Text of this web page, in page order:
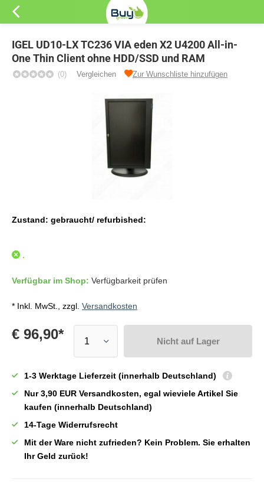
IGEL UD10-LX TC236 VIA eden X2 U4200 All-in-
One Thin Client ohne HDD/SSD und RAM
(0) Vergleichen Zur Wunschliste hinzufügen
Zustand: gebraucht/ refurbished:
.
Verfügbar im Shop: Verfügbarkeit prüfen
* Inkl. MwSt., zzgl. Versandkosten
€ 96,90* Nicht auf Lager
1-3 Werktage Lieferzeit (innerhalb Deutschland)
Nur 3,90 EUR Versandkosten, egal wieviele Artikel Sie
kaufen (innerhalb Deutschland)
14-Tage Widerrufsrecht
Mit der Ware nicht zufrieden? Kein Problem. Sie erhalten
Ihr Geld zurück!